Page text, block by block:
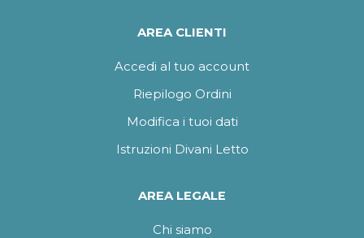
AREA CLIENTI
Accedi al tuo account
Riepilogo Ordini
Modifica i tuoi dati
Istruzioni Divani Letto
AREA LEGALE
Chi siamo